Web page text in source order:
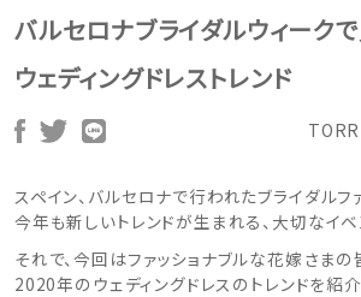
バルセロナブライダルウィーク
ウェディングドレストレンド
スペイン、バルセロナで行われたブライダルフ
今年も新しいトレンドが生まれる、大切なイベ
それで、今回はファッショナブルな花嫁さまの
2020年のウェディングドレスのトレンドを紹介